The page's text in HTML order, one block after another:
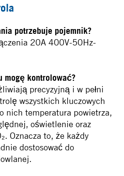
potrzebuje pojemnik?
20A 400V-50Hz-
mogę kontrolować?
precyzyjną i w pełni
wszystkich kluczowych
nich temperatura powietrza,
oświetlenie oraz
Oznacza to, że każdy
dostosować do